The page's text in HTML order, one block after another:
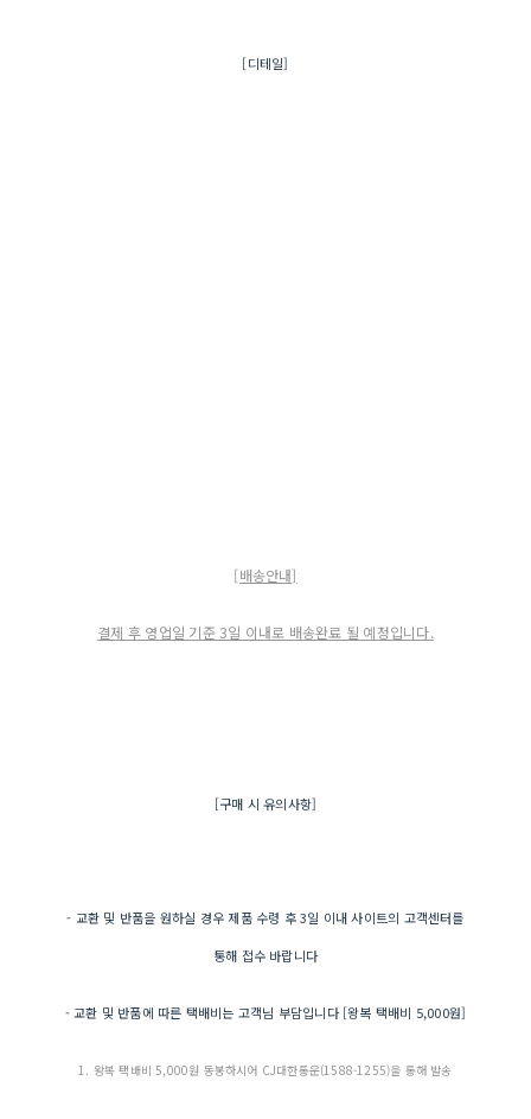
[디테일]
[배송안내]
결제 후 영업일 기준 3일 이내로 배송완료 될 예정입니다.
[구매 시 유의사항]
- 교환 및 반품을 원하실 경우 제품 수령 후 3일 이내 사이트의 고객센터를
통해 접수 바랍니다
- 교환 및 반품에 따른 택배비는 고객님 부담입니다 [왕복 택배비 5,000원]
1. 왕복 택배비 5,000원 동봉하시어 CJ대한통운(1588-1255)을 통해 발송